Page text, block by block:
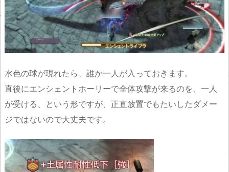
水色の球が現れたら、誰か一人が入っておきます。
直後にエンシェントホーリーで全体攻撃が来るのを、一人
が受ける、という形ですが、正直放置でもたいしたダメー
ジではないので大丈夫です。